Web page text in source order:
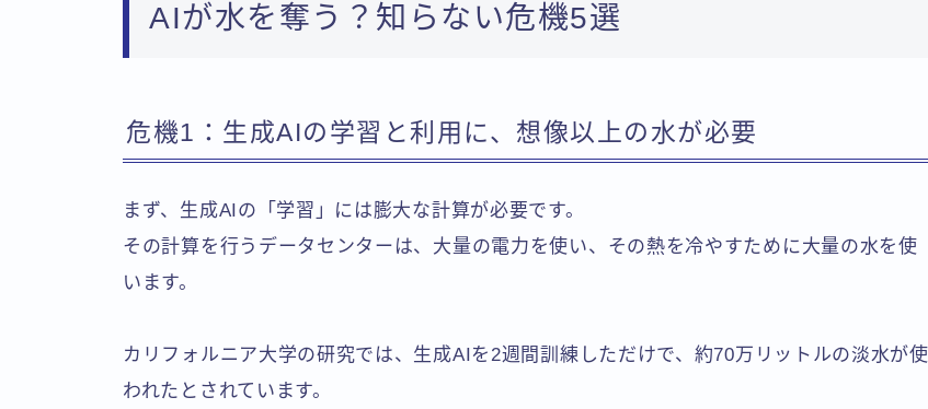
AIが水を奪う？知らない危機5選
危機1：生成AIの学習と利用に、想像以上の水が必要
まず、生成AIの「学習」には膨大な計算が必要です。
その計算を行うデータセンターは、大量の電力を使い、その熱を冷やすために大量の水を使
います。
カリフォルニア大学の研究では、生成AIを2週間訓練しただけで、約70万リットルの淡水が使
われたとされています。